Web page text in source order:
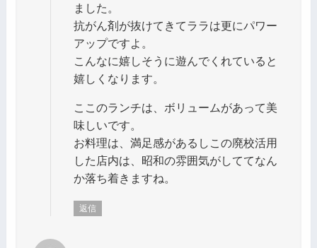
ました。
抗がん剤が抜けてきてララは更にパワー
アップですよ。
こんなに嬉しそうに遊んでくれていると
嬉しくなります。
ここのランチは、ボリュームがあって美
味しいです。
お料理は、満足感があるしこの廃校活用
した店内は、昭和の雰囲気がしててなん
か落ち着きますね。
返信